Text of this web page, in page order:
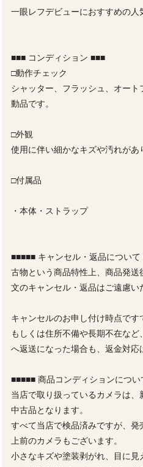
一眼レフデビューにおすすめの人
■■■ コンディション ■■■
□動作チェック
シャッター、フラッシュ、オー
動品です。
□外観
使用に伴い細かなキズや汚れがあ
□付属品
・本体・ストラップ
■■■■■ キャンセル・返品につい
古物という商品特性上、商品発
文のキャンセル・返品はご遠慮い
キャンセルのお申し付け時点です
もしくは住所不備や長期不在な
へ返送になった場合も、返金対応
■■■■■ 商品コンディションにつ
当店で取り扱っているカメラは
中古品となります。
すべて当店で検品済みですが、
上前のカメラもございます。
小さなキズや塗装剥がれ、目に